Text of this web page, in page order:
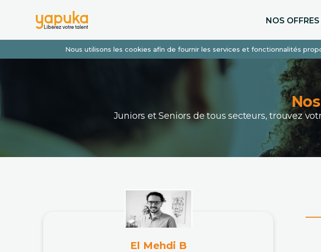
Nous utilisons les cookies afin de fournir les services et fonctionnalités
NOS OFFRES
Coaching
Coaching
Coaching
Juniors et Seniors de tous secteurs, trouvez
El Mehdi B